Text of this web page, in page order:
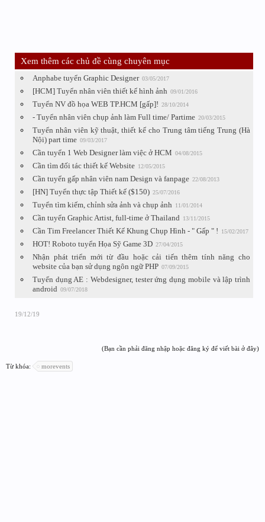
Xem thêm các chủ đề cùng chuyên mục
Anphabe tuyển Graphic Designer 03/05/2017
[HCM] Tuyển nhân viên thiết kế hình ảnh 09/01/2016
Tuyển NV đồ họa WEB TP.HCM [gấp]! 28/10/2014
- Tuyển nhân viên chụp ảnh làm Full time/ Partime 20/03/2015
Tuyển nhân viên kỹ thuật, thiết kế cho Trung tâm tiếng Trung (Hà
Nội) part time 09/03/2017
Cần tuyển 1 Web Designer làm việc ở HCM 04/08/2015
Cần tìm đối tác thiết kế Website 12/05/2015
Cần tuyển gấp nhân viên nam Design và fanpage 22/08/2013
[HN] Tuyển thực tập Thiết kế ($150) 25/07/2016
Tuyển tìm kiếm, chỉnh sửa ảnh và chụp ảnh 11/01/2014
Cần tuyển Graphic Artist, full-time ở Thailand 13/11/2015
Cần Tim Freelancer Thiết Kế Khung Chụp Hình - " Gấp " ! 15/02/2017
HOT! Roboto tuyển Họa Sỹ Game 3D 27/04/2015
Nhận phát triển mới từ đầu hoặc cải tiến thêm tính năng cho
website của bạn sử dụng ngôn ngữ PHP 07/09/2015
Tuyển dụng AE : Webdesigner, tester ứng dụng mobile và lập trình
android 09/07/2018
19/12/19
(Bạn cần phải đăng nhập hoặc đăng ký để viết bài ở đây)
Từ khóa: morevents